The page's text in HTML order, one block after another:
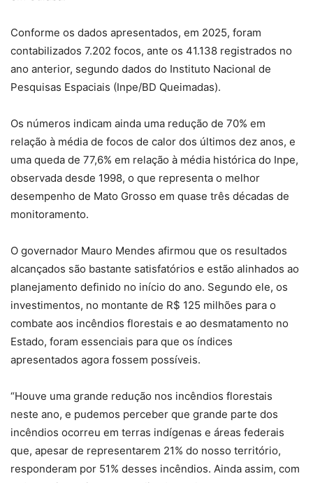
Conforme os dados apresentados, em 2025, foram
contabilizados 7.202 focos, ante os 41.138 registrados no
ano anterior, segundo dados do Instituto Nacional de
Pesquisas Espaciais (Inpe/BD Queimadas).
Os números indicam ainda uma redução de 70% em
relação à média de focos de calor dos últimos dez anos, e
uma queda de 77,6% em relação à média histórica do Inpe,
observada desde 1998, o que representa o melhor
desempenho de Mato Grosso em quase três décadas de
monitoramento.
O governador Mauro Mendes afirmou que os resultados
alcançados são bastante satisfatórios e estão alinhados ao
planejamento definido no início do ano. Segundo ele, os
investimentos, no montante de R$ 125 milhões para o
combate aos incêndios florestais e ao desmatamento no
Estado, foram essenciais para que os índices
apresentados agora fossem possíveis.
“Houve uma grande redução nos incêndios florestais
neste ano, e pudemos perceber que grande parte dos
incêndios ocorreu em terras indígenas e áreas federais
que, apesar de representarem 21% do nosso território,
responderam por 51% desses incêndios. Ainda assim, com